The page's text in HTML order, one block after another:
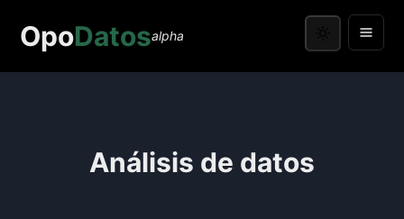
OpoDatosalpha
Análisis de datos